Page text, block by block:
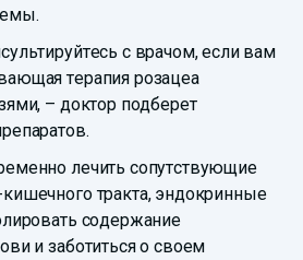
с врачом, если вам
терапия розацеа
– доктор подберет
лечить сопутствующие
тракта, эндокринные
содержание
и заботиться о своем